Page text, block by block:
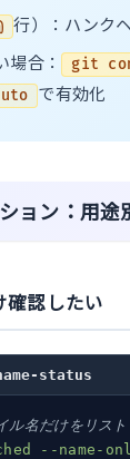
行）：ハンク
場合：
git
で有効化
ョン：用途
確認したい
status
名だけをリスト
--name-